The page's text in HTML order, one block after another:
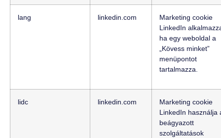
lang linkedin.com
Marketing cookie
LinkedIn
ha egy weboldal a
„Kövess minket”
menüpontot
tartalmazza.
lidc linkedin.com
Marketing cookie
LinkedIn használja
beágyazott
szolgáltatások